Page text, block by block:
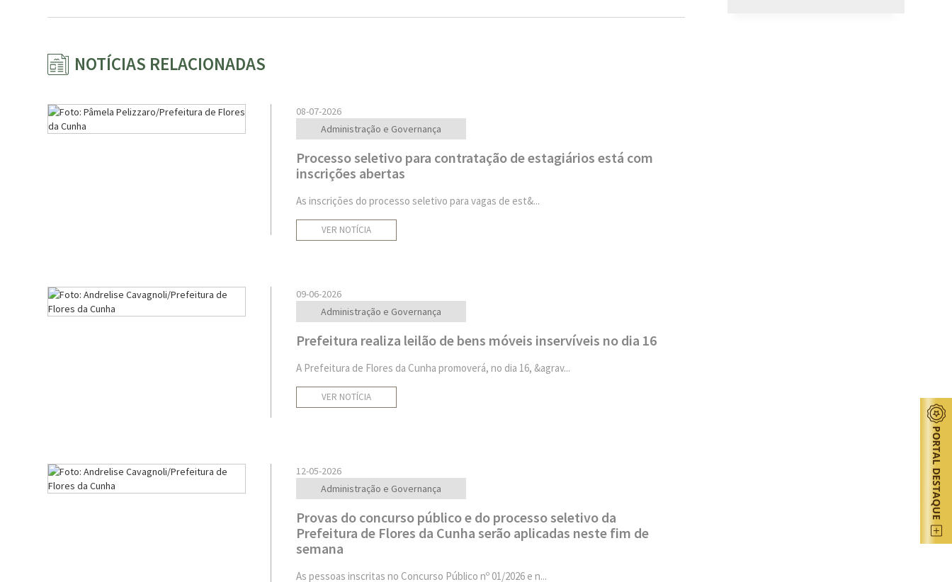
NOTÍCIAS RELACIONADAS
08-07-2026
Administração e Governança
Processo seletivo para contratação de estagiários está com
inscrições abertas
As inscrições do processo seletivo para vagas de est&...
VER NOTÍCIA
09-06-2026
Administração e Governança
Prefeitura realiza leilão de bens móveis inservíveis no dia 16
A Prefeitura de Flores da Cunha promoverá, no dia 16, &agrav...
VER NOTÍCIA
12-05-2026
Administração e Governança
Provas do concurso público e do processo seletivo da
Prefeitura de Flores da Cunha serão aplicadas neste fim de
semana
As pessoas inscritas no Concurso Público nº 01/2026 e n...